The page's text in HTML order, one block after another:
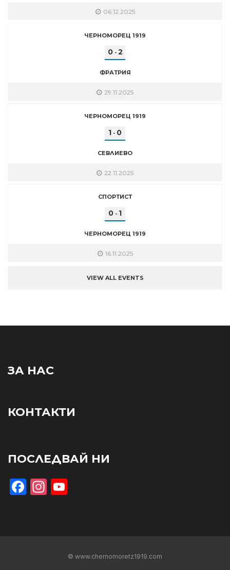
06.12.2025
ЧЕРНОМОРЕЦ 1919
0- 2
ФРАТРИЯ
29.11.2025
ЧЕРНОМОРЕЦ 1919
1 - 0
СЕВЛИЕВО
22.11.2025
СПОРТИСТ
0 - 1
ЧЕРНОМОРЕЦ 1919
16.11.2025
VIEW ALL EVENTS
ЗА НАС
КОНТАКТИ
ПОСЛЕДВАЙ НИ
Facebook
Instagram
© www.chernomoretz1919.com